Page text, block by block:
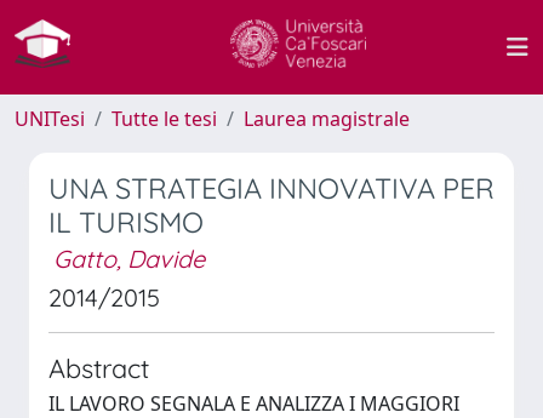
UNITesi Tutte le tesi Laurea magistrale
UNA STRATEGIA INNOVATIVA PER
IL TURISMO
Gatto, Davide
2014/2015
Abstract
IL LAVORO SEGNALA E ANALIZZA I MAGGIORI